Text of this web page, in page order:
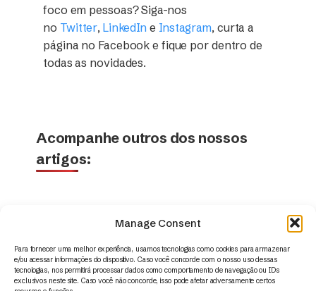
Manage Consent
Para fornecer uma melhor experiência, usamos tecnologias como cookies para armazenar
e/ou acessar informações do dispositivo. Caso você concorde com o nosso uso dessas
tecnologias, nos permitirá processar dados como comportamento de navegação ou IDs
exclusivos neste site. Caso você não concorde, isso pode afetar adversamente certos
foco em pessoas? Siga-nos
no Twitter, LinkedIn e Instagram, curta a
página no Facebook e fique por dentro de
todas as novidades.
Acompanhe outros dos nossos
artigos: